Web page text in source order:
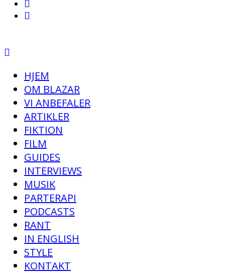
HJEM
OM BLAZAR
VI ANBEFALER
ARTIKLER
FIKTION
FILM
GUIDES
INTERVIEWS
MUSIK
PARTERAPI
PODCASTS
RANT
IN ENGLISH
STYLE
KONTAKT